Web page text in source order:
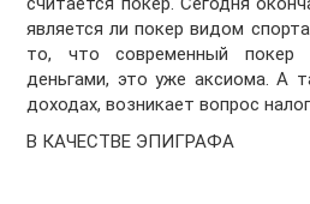
является ли покер видом
то, что современный покер
деньгами, это уже аксиома. А
доходах, возникает вопрос
В КАЧЕСТВЕ ЭПИГРАФА